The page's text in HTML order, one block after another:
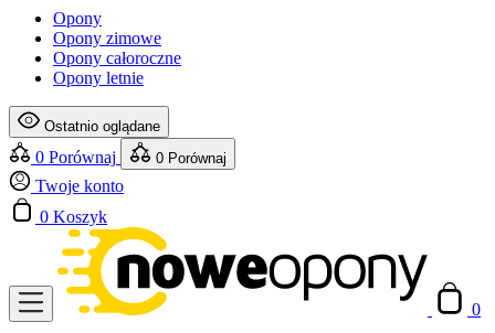
Opony
Opony zimowe
Opony całoroczne
Opony letnie
Ostatnio oglądane
0 Porównaj 0 Porównaj
Twoje konto
0 Koszyk
0